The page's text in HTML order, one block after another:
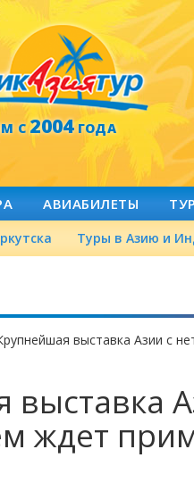
С2004ГОДА
АВИАБИЛЕТЫ
Туры в Азию и
выставка Азии с
выставка
ждет